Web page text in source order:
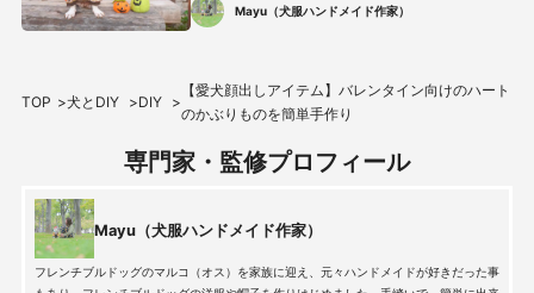
Mayu（犬服ハンドメイド作家）
TOP 犬とDIY DIY
【愛犬顔出しアイテム】バレンタイン向けのハート
のかぶりものを簡単手作り
専門家・監修プロフィール
Mayu（犬服ハンドメイド作家）
フレンチブルドッグのマルコ（オス）を家族に迎え、元々ハンドメイドが好きだった事